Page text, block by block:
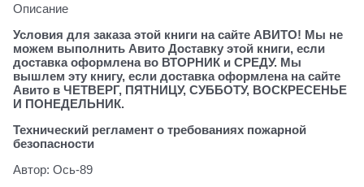
Описание
Условия для заказа этой книги на сайте АВИТО! Мы не
можем выполнить Авито Доставку этой книги, если
доставка оформлена во ВТОРНИК и СРЕДУ. Мы
вышлем эту книгу, если доставка оформлена на сайте
Авито в ЧЕТВЕРГ, ПЯТНИЦУ, СУББОТУ, ВОСКРЕСЕНЬЕ
И ПОНЕДЕЛЬНИК.
Технический регламент о требованиях пожарной
безопасности
Автор: Ось-89